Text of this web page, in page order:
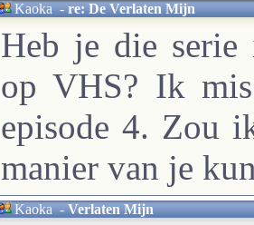
Kaoka-re: De Verlaten Mijn
Heb je die serie
op VHS? Ik
episode 4. Zou
manier van je
Kaoka-Verlaten Mijn